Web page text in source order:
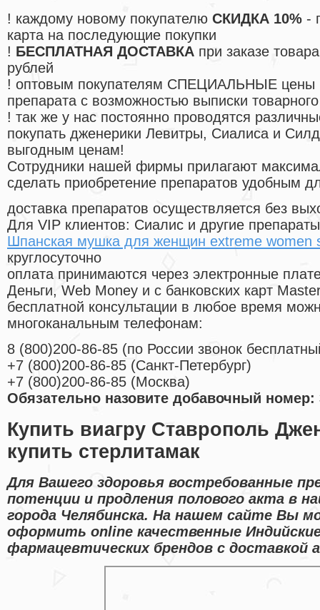
! каждому новому покупателю СКИДКА 10% -
карта на последующие покупки
! БЕСПЛАТНАЯ ДОСТАВКА при заказе
рублей
! оптовым покупателям СПЕЦИАЛЬНЫЕ цены
препарата с возможностью выписки
! так же у нас постоянно проводятся
покупать дженерики Левитры, Сиалиса и
выгодным ценам!
Cотрудники нашей фирмы прилагают
сделать приобретение препаратов удобным
доставка препаратов осуществляется без
Для VIP клиентов: Сиалис и другие
Шпанская мушка для женщин extreme women
круглосуточно
оплата принимаются через электронные
Деньги, Web Money и с банковских карт
бесплатной консультации в любое время
многоканальным телефонам:
8 (800)200-86-85 (по России звонок
+7 (800)200-86-85 (Санкт-Петербург)
+7 (800)200-86-85 (Москва)
Обязательно назовите добавочный номер:
Купить виагру Ставрополь
купить стерлитамак
Для Вашего здоровья востребованные
потенции и продления полового акта в
города Челябинска. На нашем сайте Вы
оформить online качественные
фармацевтических брендов с доставкой